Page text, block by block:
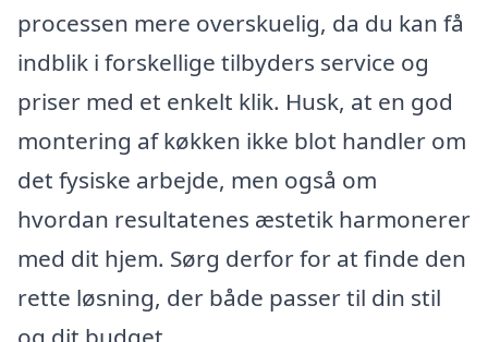
processen mere overskuelig, da du kan få
indblik i forskellige tilbyders service og
priser med et enkelt klik. Husk, at en god
montering af køkken ikke blot handler om
det fysiske arbejde, men også om
hvordan resultatenes æstetik harmonerer
med dit hjem. Sørg derfor for at finde den
rette løsning, der både passer til din stil